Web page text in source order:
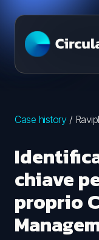
Skip to content
Case history /
chiave
proprio